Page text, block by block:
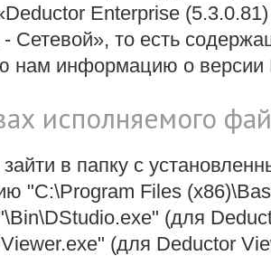
Enterprise
Сетевой», то есть
нам информацию о версии
исполняемого
в папку с
"C:\Program Files
(для
(для Deductor